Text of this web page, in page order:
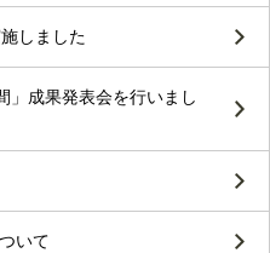
しました
」成果発表会を行いまし
いて